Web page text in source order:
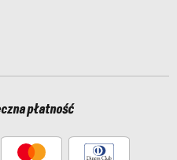
płatność